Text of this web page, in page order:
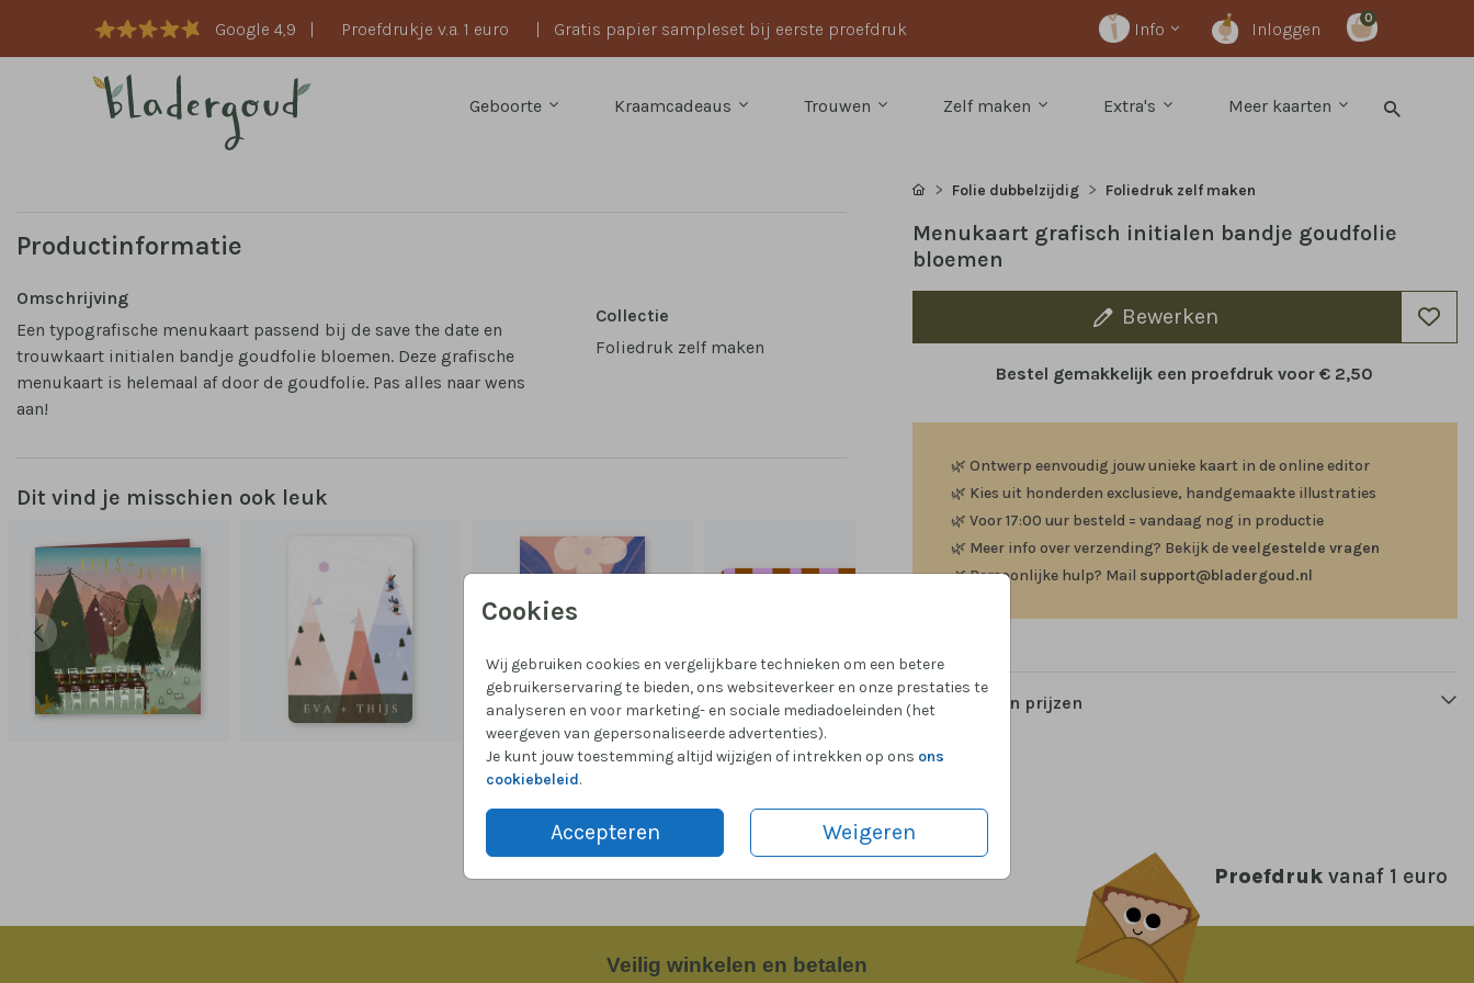
Google 4,9 | Proefdrukje v.a. 1 euro | Gratis papier sampleset bij eerste proefdruk Info Inloggen
0
Geboorte Kraamcadeaus Trouwen Zelf maken Extra's Meer kaarten
Cookies
Wij gebruiken cookies en vergelijkbare technieken om een betere
gebruikerservaring te bieden, ons websiteverkeer en onze prestaties te
analyseren en voor marketing- en sociale mediadoeleinden (het
weergeven van gepersonaliseerde advertenties).
Je kunt jouw toestemming altijd wijzigen of intrekken op ons ons
cookiebeleid.
Accepteren Weigeren
Productinformatie
Omschrijving
Een typografische menukaart passend bij de save the date en
trouwkaart initialen bandje goudfolie bloemen. Deze grafische
menukaart is helemaal af door de goudfolie. Pas alles naar wens
aan!
Collectie
Foliedruk zelf maken
Dit vind je misschien ook leuk
Folie dubbelzijdig Foliedruk zelf maken
Menukaart grafisch initialen bandje goudfolie
bloemen
Bewerken
Bestel gemakkelijk een proefdruk voor€ 2,50
🌿 Ontwerp eenvoudig jouw unieke kaart in de online editor
🌿 Kies uit honderden exclusieve, handgemaakte illustraties
🌿 Voor 17:00 uur besteld = vandaag nog in productie
🌿 Meer info over verzending? Bekijk deveelgestelde vragen
🌿Persoonlijke hulp? Mail support@bladergoud.nl
Formaten en prijzen
Veilig winkelen en betalen
Proefdruk vanaf 1 euro